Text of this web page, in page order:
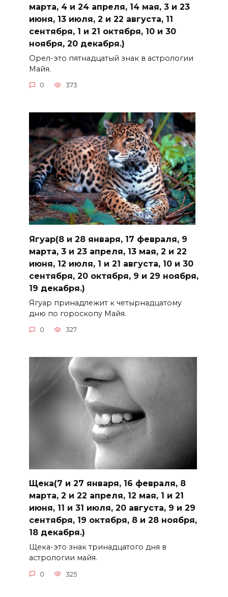
марта, 4 и 24 апреля, 14 мая, 3 и 23
июня, 13 июля, 2 и 22 августа, 11
сентября, 1 и 21 октября, 10 и 30
ноября, 20 декабря.)
Орел-это пятнадцатый знак в астрологии
Майя.
0 373
Ягуар(8 и 28 января, 17 февраля, 9
марта, 3 и 23 апреля, 13 мая, 2 и 22
июня, 12 июля, 1 и 21 августа, 10 и 30
сентября, 20 октября, 9 и 29 ноября,
19 декабря.)
Ягуар принадлежит к четырнадцатому
дню по гороскопу Майя.
0 327
Щека(7 и 27 января, 16 февраля, 8
марта, 2 и 22 апреля, 12 мая, 1 и 21
июня, 11 и 31 июля, 20 августа, 9 и 29
сентября, 19 октября, 8 и 28 ноября,
18 декабря.)
Щека-это знак тринадцатого дня в
астрологии майя.
0 325